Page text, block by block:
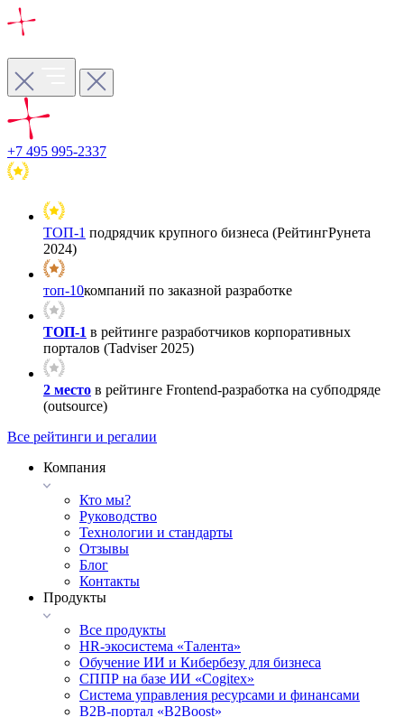
+7 495 995-2337
ТОП-1 подрядчик крупного бизнеса (РейтингРунета
2024)
топ-10компаний по заказной разработке
ТОП-1 в рейтинге разработчиков корпоративных
порталов (Tadviser 2025)
2 место в рейтинге Frontend-разработка на субподряде
(outsource)
Все рейтинги и регалии
Компания
Кто мы?
Руководство
Технологии и стандарты
Отзывы
Блог
Контакты
Продукты
Все продукты
HR-экосистема «Талента»
Обучение ИИ и Кибербезу для бизнеса
СППР на базе ИИ «Cogitex»
Система управления ресурсами и финансами
B2B-портал «B2Boost»